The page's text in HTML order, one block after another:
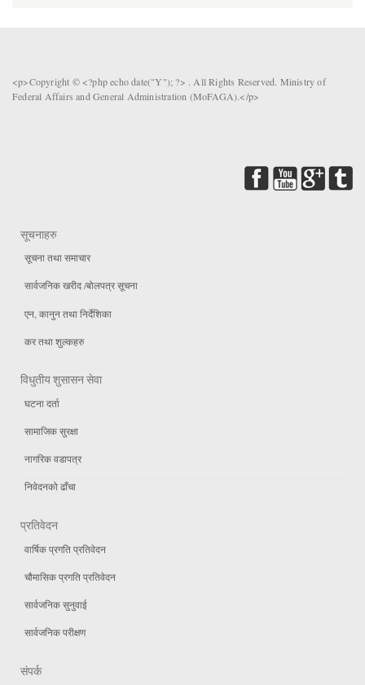
<p>Copyright © <?php echo date("Y"); ?> . All Rights Reserved. Ministry of
Federal Affairs and General Administration (MoFAGA).</p>
सूचनाहरु
सूचना तथा समाचार
सार्वजनिक खरीद /बोलपत्र सूचना
एन, कानुन तथा निर्देशिका
कर तथा शुल्कहरु
विधुतीय शुसासन सेवा
घटना दर्ता
सामाजिक सुरक्षा
नागरिक वडापत्र
निवेदनको ढाँचा
प्रतिवेदन
वार्षिक प्रगति प्रतिवेदन
चौमासिक प्रगति प्रतिवेदन
सार्वजनिक सुनुवाई
सार्वजनिक परीक्षण
संपर्क